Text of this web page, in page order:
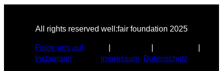
All rights reserved well:fair foundation 2025
Folge uns auf
Instagram!
Impressum Datenschutz